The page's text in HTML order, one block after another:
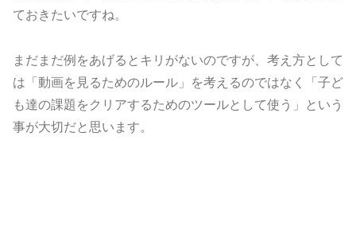
ておきたいですね。
まだまだ例をあげるとキリがないのですが、考え方として
は「動画を見るためのルール」を考えるのではなく「子ど
も達の課題をクリアするためのツールとして使う」という
事が大切だと思います。